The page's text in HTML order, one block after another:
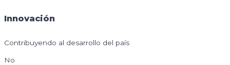
Innovación
Contribuyendo al desarrollo del país
No